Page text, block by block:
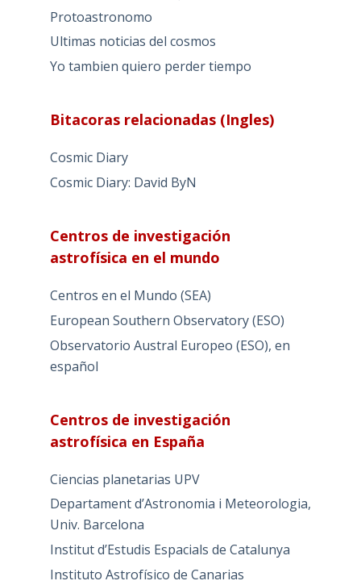
Protoastronomo
Ultimas noticias del cosmos
Yo tambien quiero perder tiempo
Bitacoras relacionadas (Ingles)
Cosmic Diary
Cosmic Diary: David ByN
Centros de investigación
astrofísica en el mundo
Centros en el Mundo (SEA)
European Southern Observatory (ESO)
Observatorio Austral Europeo (ESO), en
español
Centros de investigación
astrofísica en España
Ciencias planetarias UPV
Departament d’Astronomia i Meteorologia,
Univ. Barcelona
Institut d’Estudis Espacials de Catalunya
Instituto Astrofísico de Canarias